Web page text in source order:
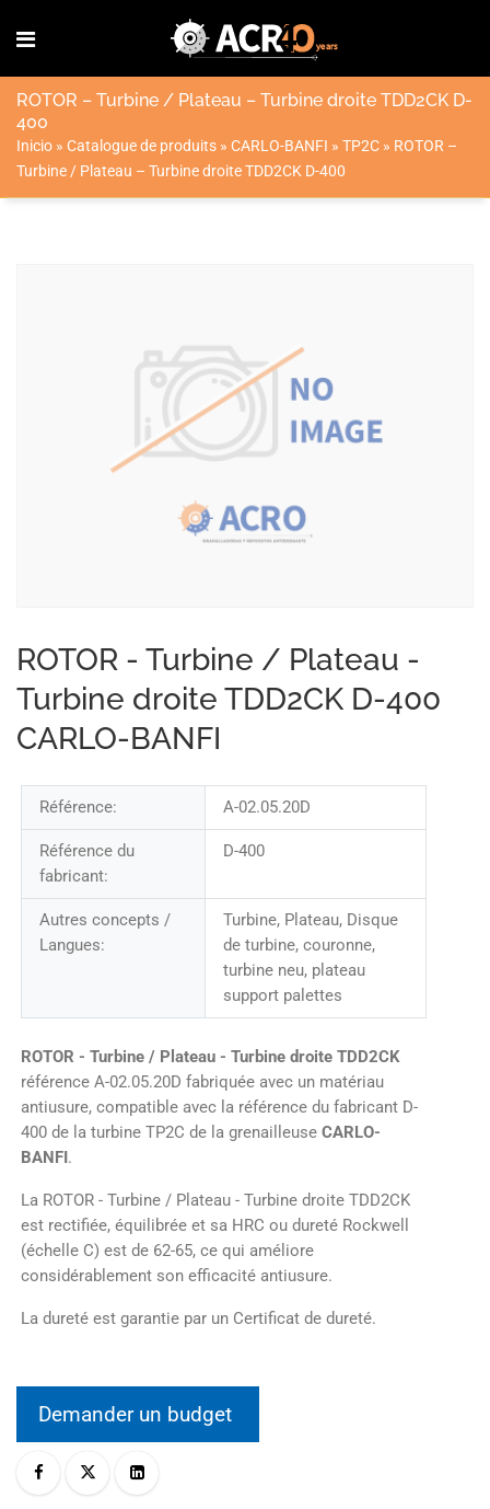
ROTOR – Turbine / Plateau – Turbine droite TDD2CK D-
400
Inicio » Catalogue de produits » CARLO-BANFI » TP2C » ROTOR –
Turbine / Plateau – Turbine droite TDD2CK D-400
ROTOR - Turbine / Plateau -
Turbine droite TDD2CK D-400
CARLO-BANFI
Référence: A-02.05.20D
Référence du
fabricant:
D-400
Autres concepts /
Langues:
Turbine, Plateau, Disque
de turbine, couronne,
turbine neu, plateau
support palettes
ROTOR - Turbine / Plateau - Turbine droite TDD2CK
référence A-02.05.20D fabriquée avec un matériau
antiusure, compatible avec la référence du fabricant D-
400 de la turbine TP2C de la grenailleuse CARLO-
BANFI.
La ROTOR - Turbine / Plateau - Turbine droite TDD2CK
est rectifiée, équilibrée et sa HRC ou dureté Rockwell
(échelle C) est de 62-65, ce qui améliore
considérablement son efficacité antiusure.
La dureté est garantie par un Certificat de dureté.
Demander un budget